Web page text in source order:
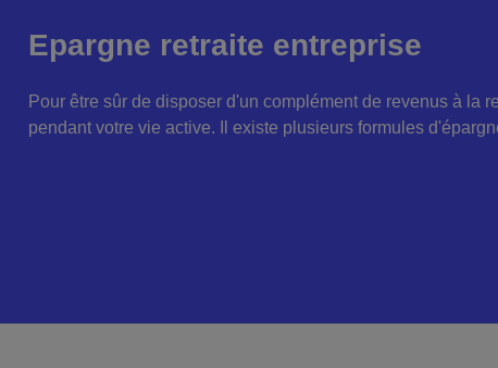
Epargne retraite entreprise
Pour être sûr de disposer d'un complément de revenus à la
pendant votre vie active. Il existe plusieurs formules